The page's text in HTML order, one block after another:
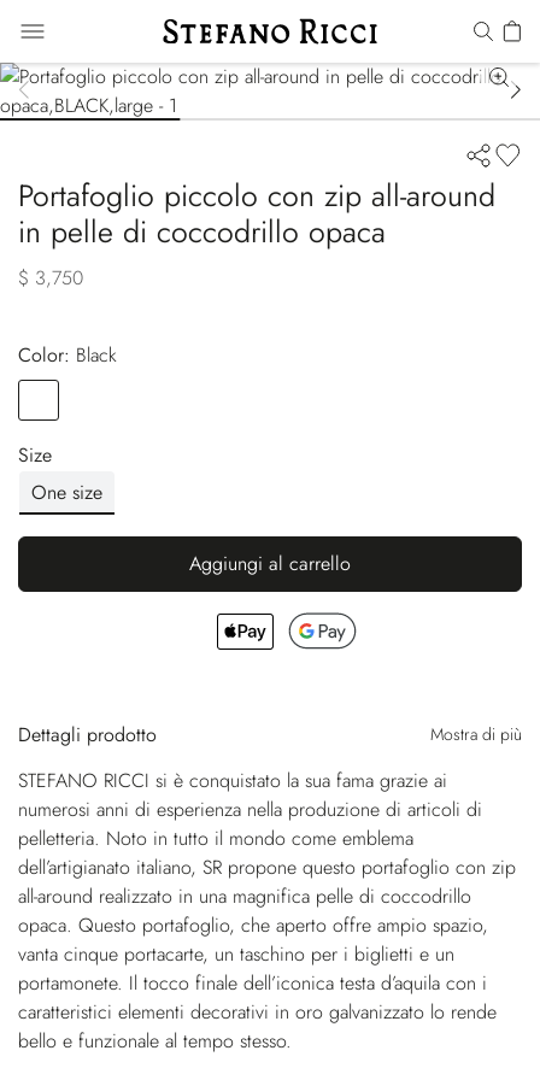
Portafoglio piccolo con zip all-around
in pelle di coccodrillo opaca
$ 3,750
Color:
black
Size
One size
Aggiungi al carrello
Dettagli prodotto Mostra di più
STEFANO RICCI si è conquistato la sua fama grazie ai
numerosi anni di esperienza nella produzione di articoli di
pelletteria. Noto in tutto il mondo come emblema
dell’artigianato italiano, SR propone questo portafoglio con zip
all-around realizzato in una magnifica pelle di coccodrillo
opaca. Questo portafoglio, che aperto offre ampio spazio,
vanta cinque portacarte, un taschino per i biglietti e un
portamonete. Il tocco finale dell’iconica testa d’aquila con i
caratteristici elementi decorativi in oro galvanizzato lo rende
bello e funzionale al tempo stesso.